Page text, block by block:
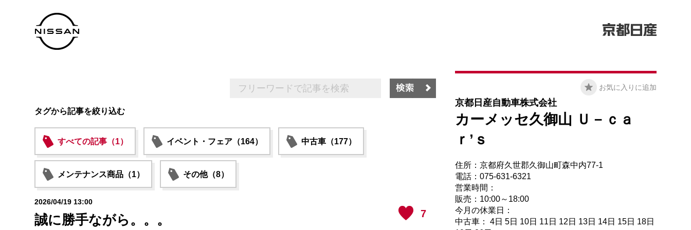
タグから記事を絞り込む
すべての記事（1） イベント・フェア（164） 中古車（177）
メンテナンス商品（1） その他（8）
7
2026/04/19 13:00
誠に勝手ながら。。。
お気に入りに追加
京都日産自動車株式会社
カーメッセ久御山 Ｕ－ｃａ
ｒ’ｓ
住所：京都府久世郡久御山町森中内77-1
電話：075-631-6321
営業時間：
販売：10:00～18:00
今月の休業日：
中古車： 4日 5日 10日 11日 12日 13日 14日 15日 18日